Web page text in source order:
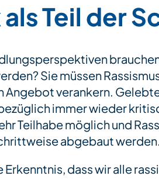
Teil der
Sie müssen
Angebot verankern.
immer wieder
Teilhabe möglich und
abgebaut werden.
dass wir alle